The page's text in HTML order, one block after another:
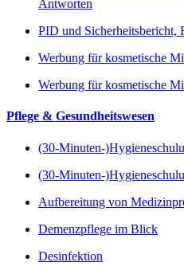
Antworten
PID und Sicherheitsbericht,
Werbung für kosmetische
Werbung für kosmetische
Pflege & Gesundheitswesen
(30-Minuten-
(30-Minuten-
Aufbereitung von
Demenzpflege im Blick
Desinfektion